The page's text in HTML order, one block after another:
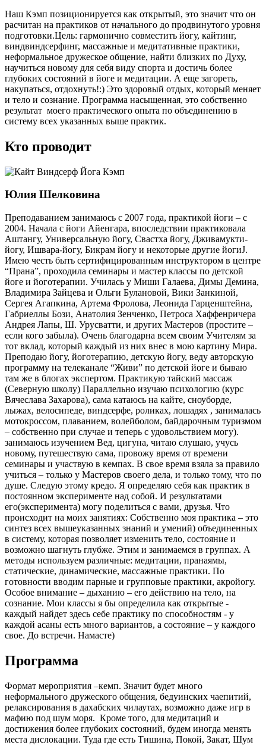
Наш Кэмп позиционируется как открытый, это значит что он
расчитан на практиков от начального до продвинутого уровня
подготовки.Цель: гармонично совместить йогу, кайтинг,
виндвиндсерфинг, массажные и медитативные практики,
неформальное дружеское общение, найти близких по Духу,
научиться новому для себя виду спорта и достичь более
глубоких состояний в йоге и медитации. А еще загореть,
накупаться, отдохнуть!:) Это здоровый отдых, который меняет
и тело и сознание. Программа насыщенная, это собственно
результат моего практического опыта по объединению в
систему всех указанных выше практик.
Кто проводит
Юлия Шелковина
Преподаванием занимаюсь с 2007 года, практикой йоги – с
2004. Начала с йоги Айенгара, впоследствии практиковала
Аштангу, Универсальную йогу, Свастха йогу, Дживамукти-
йогу, Ишвара-йогу, Бикрам йогу и некоторые другие йогиJ.
Имею честь быть сертифицированным инструктором в центре
“Прана”, проходила семинары и мастер классы по детской
йоге и йоготерапии. Училась у Миши Галаева, Димы Демина,
Владимира Зайцева и Ольги Булановой, Вики Занкиной,
Сергея Агапкина, Артема Фролова, Леонида Гарценштейна,
Габриеллы Бози, Анатолия Зенченко, Петроса Хаффенричера
Андрея Лапы, Ш. Урусватти, и других Мастеров (простите –
если кого забыла). Очень благодарна всем своим Учителям за
тот вклад, который каждый из них внес в мою картину Мира.
Преподаю йогу, йоготерапию, детскую йогу, веду авторскую
программу на телеканале “Живи” по детской йоге и бываю
там же в блогах экспертом. Практикую тайский массаж
(Северную школу) Параллельно изучаю психологию (курс
Вячеслава Захарова), сама катаюсь на кайте, сноуборде,
лыжах, велосипеде, виндсерфе, роликах, лошадях , занималась
мотокроссом, плаванием, волейболом, байдарочным туризмом
– собственно при случае и теперь с удовольствием могу).
занимаюсь изучением Вед, цигуна, читаю слушаю, учусь
новому, путешествую сама, провожу время от времени
семинары и участвую в кемпах. В свое время взяла за правило
учиться – только у Мастеров своего дела, и только тому, что по
душе. Следую этому кредо. Я определяю себя как практик в
постоянном эксперименте над собой. И результатами
его(эксперимента) могу поделиться с вами, друзья. Что
происходит на моих занятиях: Собственно моя практика – это
синтез всех вышеуказанных знаний и умений) объединенных
в систему, которая позволяет изменить тело, состояние и
возможно шагнуть глубже. Этим и занимаемся в группах. А
методы используем различные: медитации, пранаямы,
статические, динамические, массажные практики. По
готовности вводим парные и групповые практики, акройогу.
Особое внимание – дыханию – его действию на тело, на
сознание. Мои классы я бы определила как открытые -
каждый найдет здесь себе практику по способностям - у
каждой асаны есть много вариантов, а состояние – у каждого
свое. До встречи. Намасте)
Программа
Формат мероприятия –кемп. Значит будет много
неформального дружеского общения, бедуинских чаепитий,
релаксирования в дахабских чилаутах, возможно даже игр в
мафию под шум моря. Кроме того, для медитаций и
достижения более глубоких состояний, будем иногда менять
места дислокации. Туда где есть Тишина, Покой, Закат, Шум